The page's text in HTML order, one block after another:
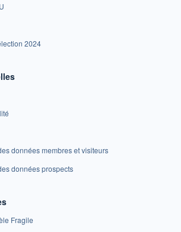
2024
données membres et visiteurs
données prospects
Fragile